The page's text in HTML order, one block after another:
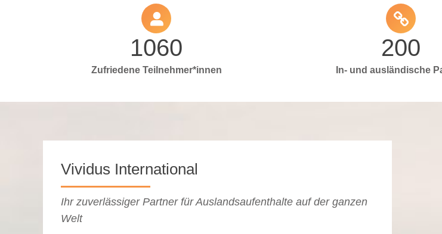
1060
Zufriedene Teilnehmer*innen
200
In- und ausländische
Vividus International
Ihr zu­ver­lässi­ger Partner für Aus­lands­auf­ent­halte auf der ganzen
Welt